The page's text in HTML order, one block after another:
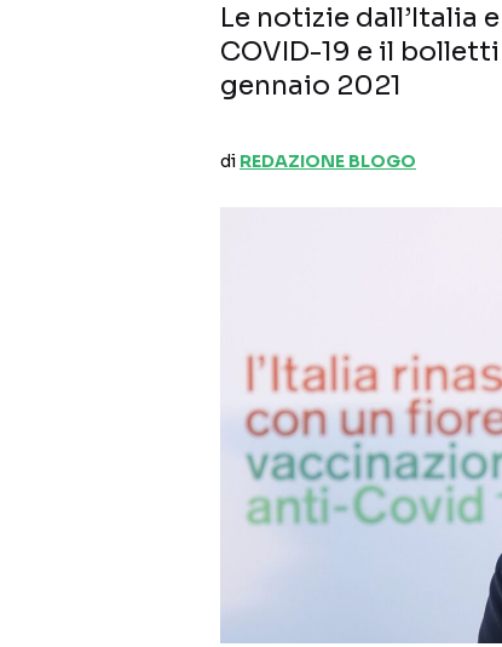
Le notizie dall’Italia
COVID-19 e il
gennaio 2021
di REDAZIONE BLOGO